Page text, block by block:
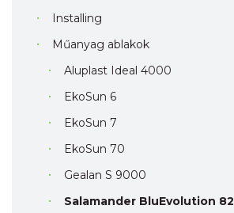
Installing
Műanyag ablakok
Aluplast Ideal 4000
EkoSun 6
EkoSun 7
EkoSun 70
Gealan S 9000
Salamander BluEvolution 82